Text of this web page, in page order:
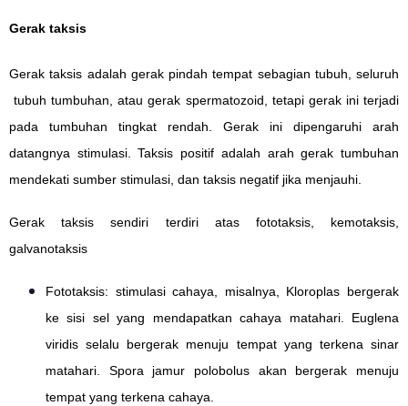
Gerak taksis
Gerak taksis adalah gerak pindah tempat sebagian tubuh, seluruh
tubuh tumbuhan, atau gerak spermatozoid, tetapi gerak ini terjadi
pada tumbuhan tingkat rendah. Gerak ini dipengaruhi arah
datangnya stimulasi. Taksis positif adalah arah gerak tumbuhan
mendekati sumber stimulasi, dan taksis negatif jika menjauhi.
Gerak taksis sendiri terdiri atas fototaksis, kemotaksis,
galvanotaksis
Fototaksis: stimulasi cahaya, misalnya, Kloroplas bergerak
ke sisi sel yang mendapatkan cahaya matahari. Euglena
viridis selalu bergerak menuju tempat yang terkena sinar
matahari. Spora jamur polobolus akan bergerak menuju
tempat yang terkena cahaya.